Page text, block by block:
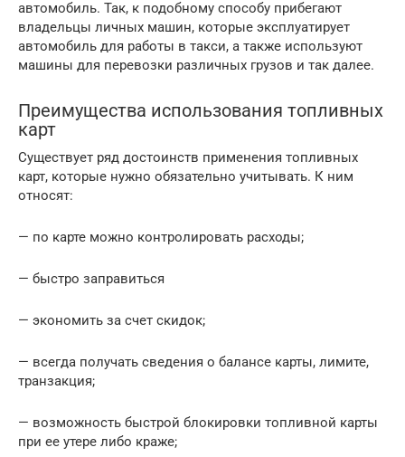
автомобиль. Так, к подобному способу прибегают
владельцы личных машин, которые эксплуатирует
автомобиль для работы в такси, а также используют
машины для перевозки различных грузов и так далее.
Преимущества использования топливных
карт
Существует ряд достоинств применения топливных
карт, которые нужно обязательно учитывать. К ним
относят:
— по карте можно контролировать расходы;
— быстро заправиться
— экономить за счет скидок;
— всегда получать сведения о балансе карты, лимите,
транзакция;
— возможность быстрой блокировки топливной карты
при ее утере либо краже;